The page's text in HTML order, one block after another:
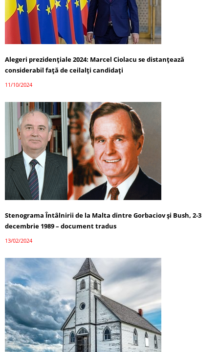
Alegeri prezidențiale 2024: Marcel Ciolacu se distanțează
considerabil față de ceilalți candidați
11/10/2024
Stenograma Întâlnirii de la Malta dintre Gorbaciov și Bush, 2-3
decembrie 1989 – document tradus
13/02/2024